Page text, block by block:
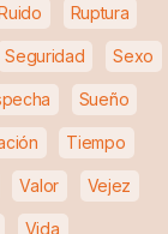
Ruptura
Seguridad Sexo
Sueño
Tiempo
Valor Vejez
Vida